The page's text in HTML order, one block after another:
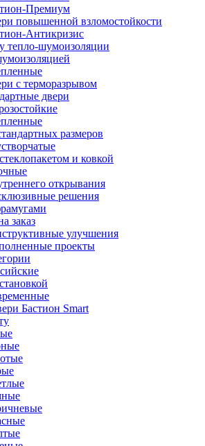
Премиум
повышенной взломостойкости
Антикризис
тепло-шумоизоляции
с терморазрывом
двери
размеров
и ковкой
открывания
решения
заказ
улучшения
проекты
Бастион Smart